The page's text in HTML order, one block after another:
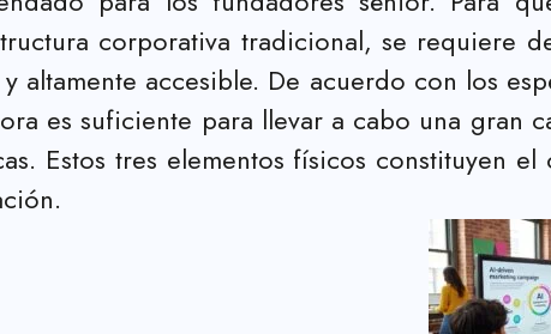
corporativa tradicional, se requiere
altamente accesible. De acuerdo con los
es suficiente para llevar a cabo una gran
Estos tres elementos físicos constituyen